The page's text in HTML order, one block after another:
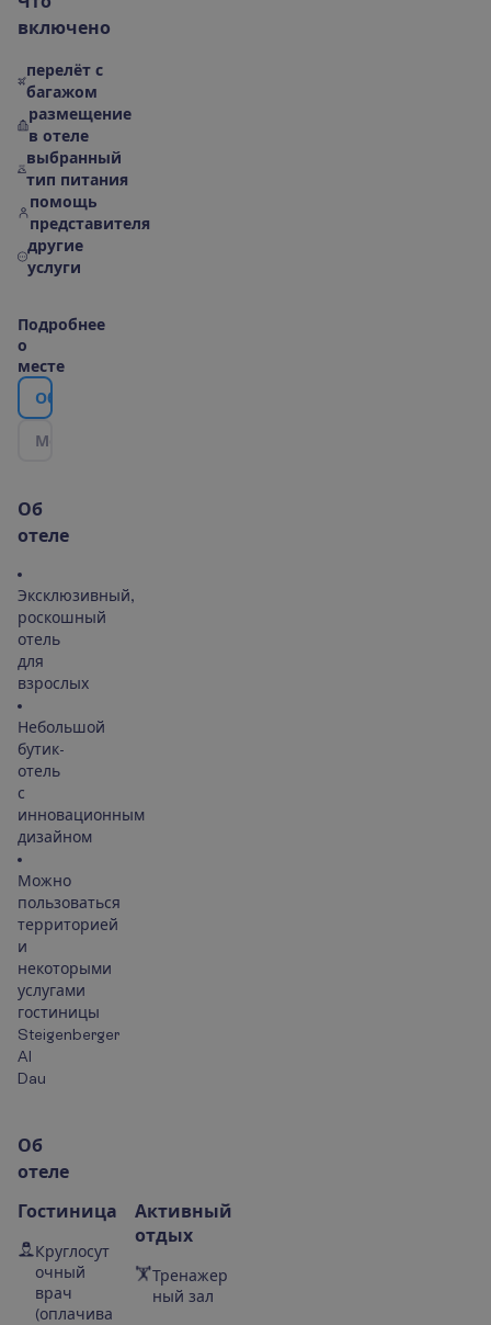
включено
перелёт с
багажом
размещение
в отеле
выбранный
тип питания
помощь
представителя
другие
услуги
Подробнее
о
месте
Об
М
Об
отеле
Эксклюзивный,
роскошный
отель
для
взрослых
Небольшой
бутик-
отель
с
инновационным
дизайном
Можно
пользоваться
территорией
и
некоторыми
услугами
гостиницы
Steigenberger
Al
Dau
Об
отеле
Гостиница
Круглосут
очный
врач
(оплачива
Активный
отдых
Тренажер
ный зал